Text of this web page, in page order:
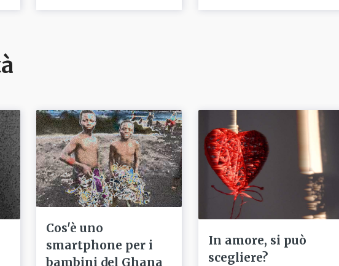
Cos'è uno
smartphone per i
bambini del Ghana
In amore, si può
scegliere?